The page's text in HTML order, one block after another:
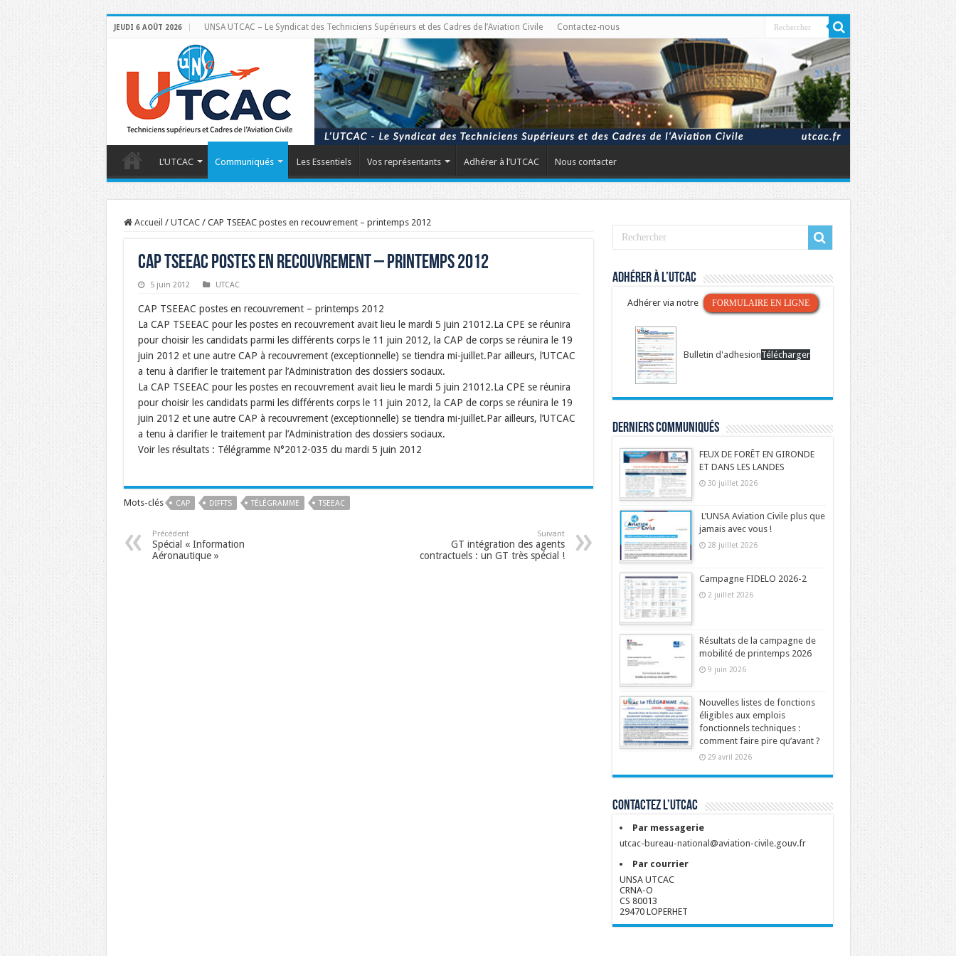
JEUDI 6 AOÛT 2026 UNSA UTCAC – Le Syndicat des Techniciens Supérieurs et des Cadres de l’Aviation Civile Contactez-nous
L’UTCAC Communiqués Les Essentiels Vos représentants Adhérer à l’UTCAC Nous contacter
Accueil / UTCAC / CAP TSEEAC postes en recouvrement – printemps 2012
CAP TSEEAC postes en recouvrement – printemps 2012
5 juin 2012 UTCAC
CAP TSEEAC postes en recouvrement – printemps 2012
La CAP TSEEAC pour les postes en recouvrement avait lieu le mardi 5 juin 21012.La CPE se réunira
pour choisir les candidats parmi les différents corps le 11 juin 2012, la CAP de corps se réunira le 19
juin 2012 et une autre CAP à recouvrement (exceptionnelle) se tiendra mi-juillet.Par ailleurs, l’UTCAC
a tenu à clarifier le traitement par l’Administration des dossiers sociaux.
La CAP TSEEAC pour les postes en recouvrement avait lieu le mardi 5 juin 21012.La CPE se réunira
pour choisir les candidats parmi les différents corps le 11 juin 2012, la CAP de corps se réunira le 19
juin 2012 et une autre CAP à recouvrement (exceptionnelle) se tiendra mi-juillet.Par ailleurs, l’UTCAC
a tenu à clarifier le traitement par l’Administration des dossiers sociaux.
Voir les résultats : Télégramme N°2012-035 du mardi 5 juin 2012
Mots-clés CAP DIFFTS TÉLÉGRAMME TSEEAC
Précédent
Spécial « Information
Aéronautique »
Suivant
GT intégration des agents
contractuels : un GT très spécial !
Adhérer à l’UTCAC
Adhérer via notre FORMULAIRE EN LIGNE
Bulletin d'adhesionTélécharger
Derniers communiqués
FEUX DE FORÊT EN GIRONDE
ET DANS LES LANDES
30 juillet 2026
L’UNSA Aviation Civile plus que
jamais avec vous !
28 juillet 2026
Campagne FIDELO 2026-2
2 juillet 2026
Résultats de la campagne de
mobilité de printemps 2026
9 juin 2026
Nouvelles listes de fonctions
éligibles aux emplois
fonctionnels techniques :
comment faire pire qu’avant ?
29 avril 2026
Contactez l’UTCAC
Par messagerie
utcac-bureau-national@aviation-civile.gouv.fr
Par courrier
UNSA UTCAC
CRNA-O
CS 80013
29470 LOPERHET